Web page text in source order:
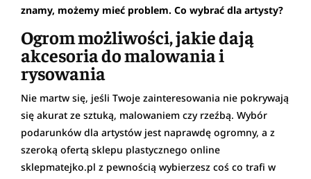
znamy, możemy mieć problem. Co wybrać dla artysty?
Ogrom możliwości, jakie dają
akcesoria do malowania i
rysowania
Nie martw się, jeśli Twoje zainteresowania nie pokrywają
się akurat ze sztuką, malowaniem czy rzeźbą. Wybór
podarunków dla artystów jest naprawdę ogromny, a z
szeroką ofertą sklepu plastycznego online
sklepmatejko.pl z pewnością wybierzesz coś co trafi w